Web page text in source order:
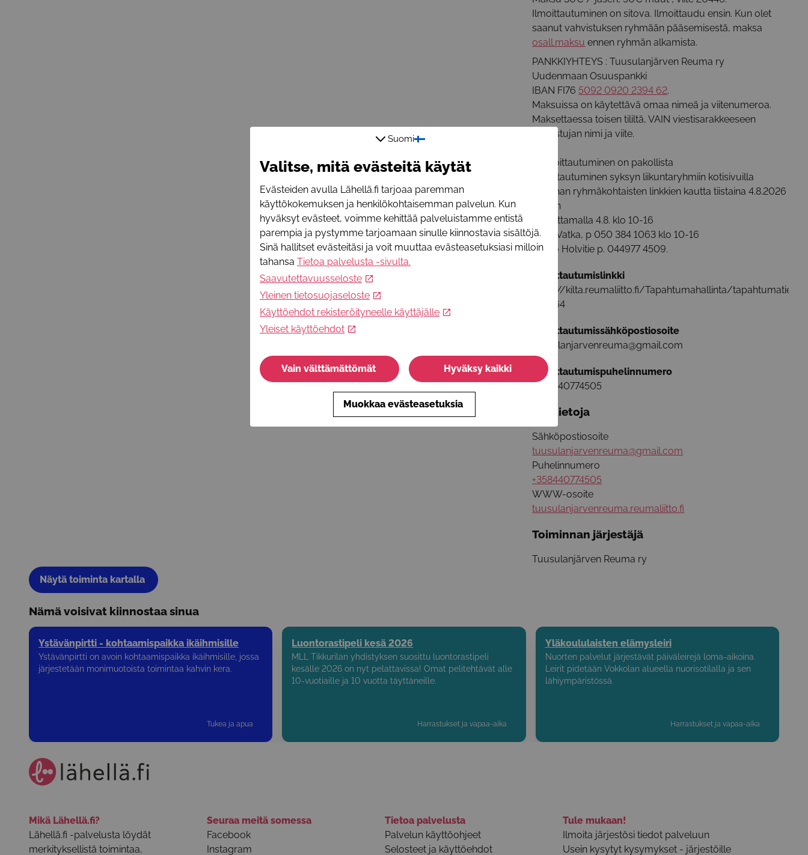
Ilmoittautuminen on sitova. Ilmoittaudu ensin. Kun olet
saanut vahvistuksen ryhmään pääsemisestä, maksa
osall.maksu ennen ryhmän alkamista.
PANKKIYHTEYS : Tuusulanjärven Reuma ry
Uudenmaan Osuuspankki
IBAN FI76 5092 0920 2394 62.
Maksuissa on käytettävä omaa nimeä ja viitenumeroa.
Maksettaessa toisen tililtä, VAIN viestisarakkeeseen
osallistujan nimi ja viite.
Ilmoittautuminen on pakollista
Ilmoittautuminen syksyn liikuntaryhmiin kotisivuilla
liikunnan ryhmäkohtaisten linkkien kautta tiistaina 4.8.2026
alkaen
tai soittamalla 4.8. klo 10-16
Heidi Vatka, p 050 384 1063 klo 10-16
Pirkko Holvitie p. 044977 4509.
Ilmoittautumislinkki
https://kilta.reumaliitto.fi/Tapahtumahallinta/
id=1564
Ilmoittautumissähköpostiosoite
tuusulanjarvenreuma@gmail.com
Ilmoittautumispuhelinnumero
+358440774505
Lisätietoja
Sähköpostiosoite
tuusulanjarvenreuma@gmail.com
Puhelinnumero
+358440774505
WWW-osoite
tuusulanjarvenreuma.reumaliitto.fi
Toiminnan järjestäjä
Tuusulanjärven Reuma ry
Näytä toiminta kartalla
Nämä voisivat kiinnostaa sinua
Ystävänpirtti - kohtaamispaikka ikäihmisille
Ystävänpirtti on avoin kohtaamispaikka ikäihmisille, jossa
järjestetään monimuotoista toimintaa kahvin kera.
Tukea ja apua
Luontorastipeli kesä 2026
MLL Tikkurilan yhdistyksen suosittu luontorastipeli
kesälle 2026 on nyt pelattavissa! Omat pelitehtävät alle
10-vuotiaille ja 10 vuotta täyttäneille.
Harrastukset ja vapaa-aika
Yläkoululaisten elämysleiri
Nuorten palvelut järjestävät päiväleirejä loma-aikoina.
Leirit pidetään Vokkolan alueella nuorisotilalla ja sen
lähiympäristössä.
Harrastukset ja vapaa-aika
Mikä Lähellä.fi?
Lähellä.fi -palvelusta löydät
merkityksellistä toimintaa,
Seuraa meitä somessa
Facebook
Instagram
Tietoa palvelusta
Palvelun käyttöohjeet
Selosteet ja käyttöehdot
Tule mukaan!
Ilmoita järjestösi tiedot palveluun
Usein kysytyt kysymykset - järjestöille
Suomi
Valitse, mitä evästeitä käytät
Evästeiden avulla Lähellä.fi tarjoaa paremman
käyttökokemuksen ja henkilökohtaisemman palvelun. Kun
hyväksyt evästeet, voimme kehittää palveluistamme entistä
parempia ja pystymme tarjoamaan sinulle kiinnostavia sisältöjä.
Sinä hallitset evästeitäsi ja voit muuttaa evästeasetuksiasi milloin
tahansa Tietoa palvelusta -sivulta.
Saavutettavuusseloste
Yleinen tietosuojaseloste
Käyttöehdot rekisteröityneelle käyttäjälle
Yleiset käyttöehdot
Vain välttämättömät Hyväksy kaikki
Muokkaa evästeasetuksia